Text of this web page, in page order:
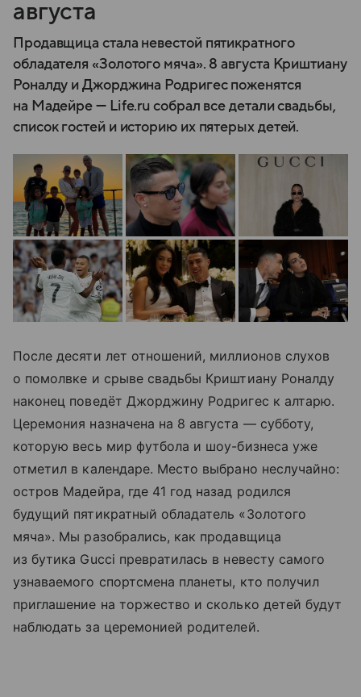
августа
Продавщица стала невестой пятикратного
обладателя «Золотого мяча». 8 августа Криштиану
Роналду и Джорджина Родригес поженятся
на Мадейре — Life.ru собрал все детали свадьбы,
список гостей и историю их пятерых детей.
После десяти лет отношений, миллионов слухов
о помолвке и срыве свадьбы Криштиану Роналду
наконец поведёт Джорджину Родригес к алтарю.
Церемония назначена на 8 августа — субботу,
которую весь мир футбола и шоу-бизнеса уже
отметил в календаре. Место выбрано неслучайно:
остров Мадейра, где 41 год назад родился
будущий пятикратный обладатель «Золотого
мяча». Мы разобрались, как продавщица
из бутика Gucci превратилась в невесту самого
узнаваемого спортсмена планеты, кто получил
приглашение на торжество и сколько детей будут
наблюдать за церемонией родителей.